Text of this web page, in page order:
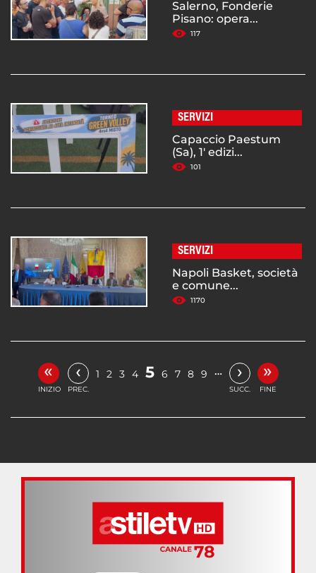
Salerno, Fonderie
Pisano: opera...
117
SERVIZI
Capaccio Paestum
(Sa), 1' edizi...
101
SERVIZI
Napoli Basket, società
e comune...
1170
«
INIZIO
‹
PREC.
1 2 3 4 5 6 7 8 9 … ›
SUCC.
»
FINE